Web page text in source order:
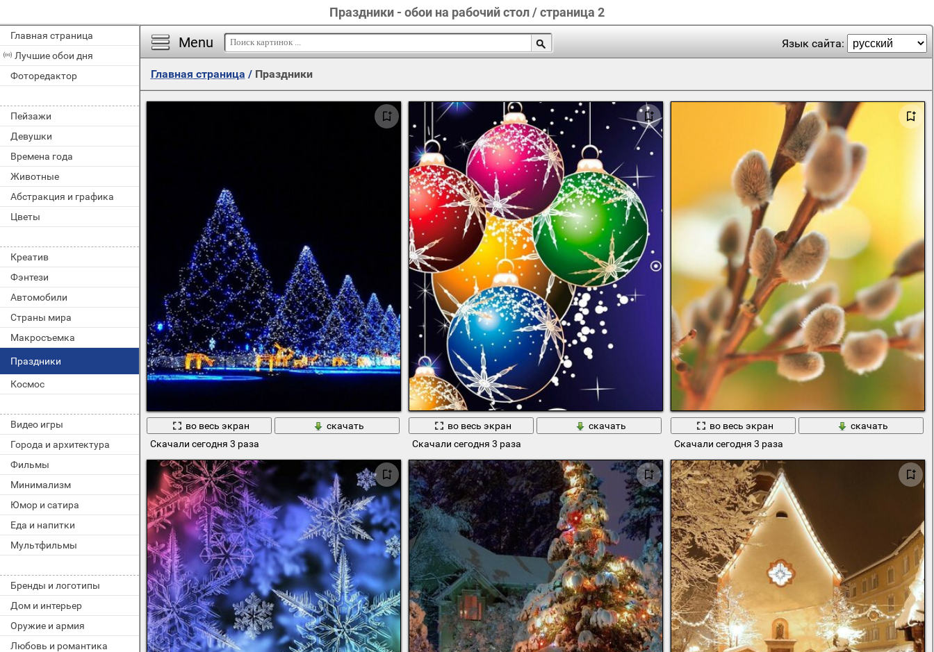
Праздники - обои на рабочий стол / страница 2
Главная страница
Лучшие обои дня
Фоторедактор
Пейзажи
Девушки
Времена года
Животные
Абстракция и графика
Цветы
Креатив
Фэнтези
Автомобили
Страны мира
Макросъемка
Праздники
Космос
Видео игры
Города и архитектура
Фильмы
Минимализм
Юмор и сатира
Еда и напитки
Мультфильмы
Бренды и логотипы
Дом и интерьер
Оружие и армия
Любовь и романтика
Menu Язык сайта:
Главная страница / Праздники
во весь экран
скачать
Скачали сегодня 3 раза
во весь экран
скачать
Скачали сегодня 3 раза
во весь экран
скачать
Скачали сегодня 3 раза